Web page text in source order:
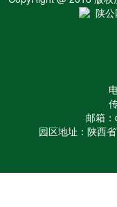
陕
邮箱
园区地址：陕西